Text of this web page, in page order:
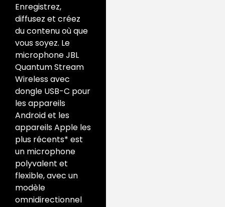
Enregistrez,
diffusez et créez
du contenu où que
vous soyez. Le
microphone JBL
Quantum Stream
Wireless avec
dongle USB-C pour
les appareils
Android et les
appareils Apple les
plus récents* est
un microphone
polyvalent et
flexible, avec un
modèle
omnidirectionnel